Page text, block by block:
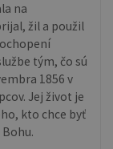
na
žil a použil
tým, čo sú
1856 v
Jej život je
kto chce byť